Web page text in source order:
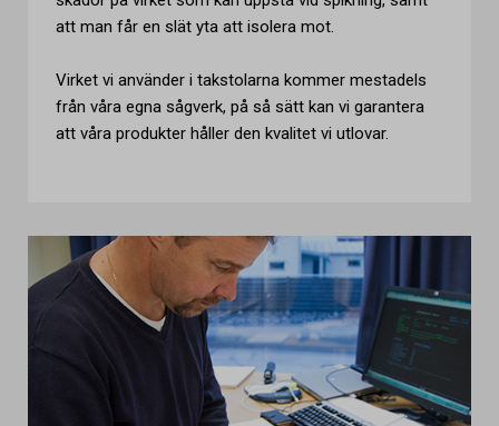
att man får en slät yta att isolera mot.
Virket vi använder i takstolarna kommer mestadels
från våra egna sågverk, på så sätt kan vi garantera
att våra produkter håller den kvalitet vi utlovar.